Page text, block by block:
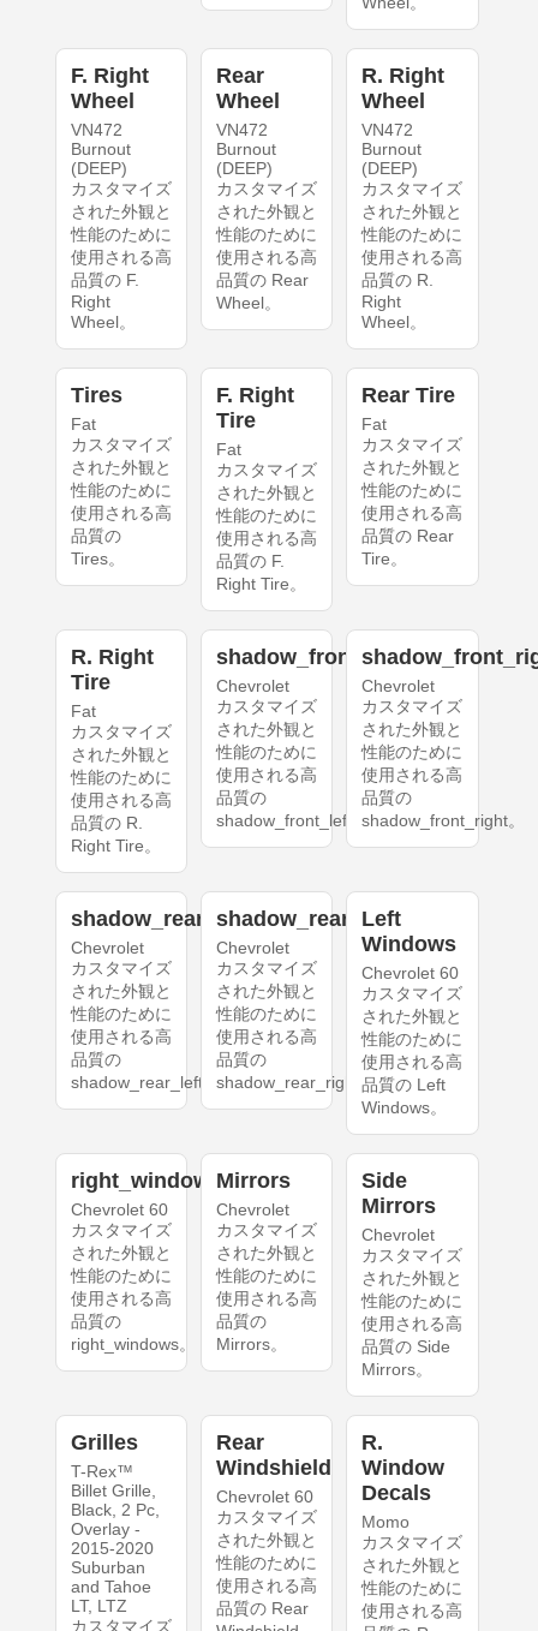
F. Right
Wheel
VN472
Burnout
(DEEP)
カスタマイズ
された外観と
性能のために
使用される高
品質の F.
Right
Wheel。
Rear
Wheel
VN472
Burnout
(DEEP)
カスタマイズ
された外観と
性能のために
使用される高
品質の Rear
Wheel。
R. Right
Wheel
VN472
Burnout
(DEEP)
カスタマイズ
された外観と
性能のために
使用される高
品質の R.
Right
Wheel。
Tires
Fat
カスタマイズ
された外観と
性能のために
使用される高
品質の
Tires。
F. Right
Tire
Fat
カスタマイズ
された外観と
性能のために
使用される高
品質の F.
Right Tire。
Rear Tire
Fat
カスタマイズ
された外観と
性能のために
使用される高
品質の Rear
Tire。
R. Right
Tire
Fat
カスタマイズ
された外観と
性能のために
使用される高
品質の R.
Right Tire。
shadow_front_left
Chevrolet
カスタマイズ
された外観と
性能のために
使用される高
品質の
shadow_front_left。
Chevrolet
カスタマイズ
された外観と
性能のために
使用される高
品質の
shadow_front_right。
shadow_rear_left
Chevrolet
カスタマイズ
された外観と
性能のために
使用される高
品質の
shadow_rear_left。
shadow_rear_right
Chevrolet
カスタマイズ
された外観と
性能のために
使用される高
品質の
shadow_rear_right。
Left
Windows
Chevrolet 60
カスタマイズ
された外観と
性能のために
使用される高
品質の Left
Windows。
right_windows
Chevrolet 60
カスタマイズ
された外観と
性能のために
使用される高
品質の
right_windows。
Mirrors
Chevrolet
カスタマイズ
された外観と
性能のために
使用される高
品質の
Mirrors。
Side
Mirrors
Chevrolet
カスタマイズ
された外観と
性能のために
使用される高
品質の Side
Mirrors。
Grilles
T-Rex™
Billet Grille,
Black, 2 Pc,
Overlay -
2015-2020
Suburban
and Tahoe
LT, LTZ
カスタマイズ
Rear
Windshield
Chevrolet 60
カスタマイズ
された外観と
性能のために
使用される高
品質の Rear
R.
Window
Decals
Momo
カスタマイズ
された外観と
性能のために
使用される高